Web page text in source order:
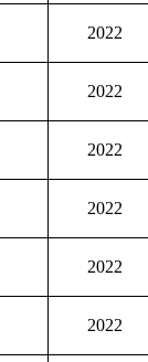
2022
2022
2022
2022
2022
2022